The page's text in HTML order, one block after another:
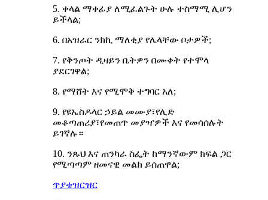
5. ቀላል ማቀፊያ ለሚፈልጉት ሁሉ ተስማሚ ሊሆን
ይችላል;
6. በአዝራር ንክኪ ማለቂያ የሌላቸው ቦታዎች;
7. የቅንጦት ዲዛይን ቤትዎን በሙቀት የተሞላ
ያደርገዋል;
8. የማሸት እና የሚሞቅ ተግባር አለ;
9. የዩኤስዶላር ኃይል መሙያ፣የሊድ
መቆጣጠሪያ፣የመጠጥ መያዣዎች እና የመሳሰሉት
ይገኛሉ።
10. ንጹህ እና ጠንካራ ስፌት ከማንኛውም ክፍል ጋር
የሚጣጣም ዘመናዊ መልክ ይሰጠዋል;
ጥያቄዝርዝር